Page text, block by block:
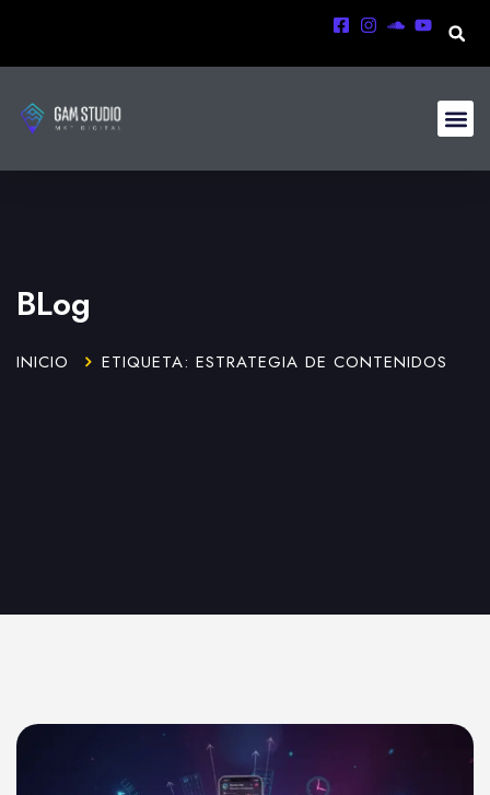
BLog
INICIO ETIQUETA: ESTRATEGIA DE CONTENIDOS